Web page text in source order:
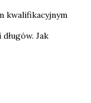
kwalifikacyjnym
Jak